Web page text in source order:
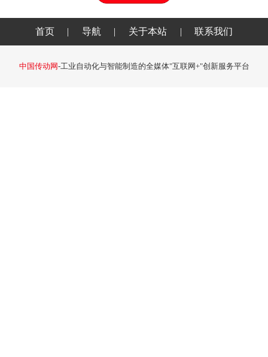
首页 | 导航 | 关于本站 | 联系我们
中国传动网-工业自动化与智能制造的全媒体"互联网+"创新服务平台